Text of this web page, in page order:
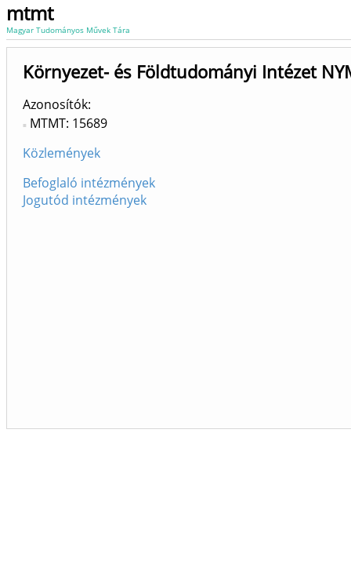
mtmt
Magyar Tudományos Művek Tára
Környezet- és Földtudományi Intézet
Azonosítók
MTMT: 15689
Közlemények
Befoglaló intézmények
Jogutód intézmények